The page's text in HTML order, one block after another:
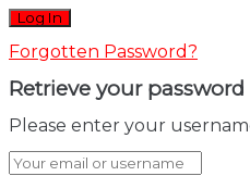
Forgotten Password?
Retrieve your password
Please enter your